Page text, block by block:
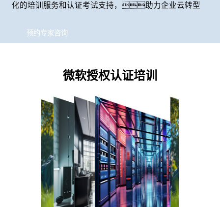
化的培训服务和认证考试支持，助力企业云转型
预约专家咨询
微软授权认证培训